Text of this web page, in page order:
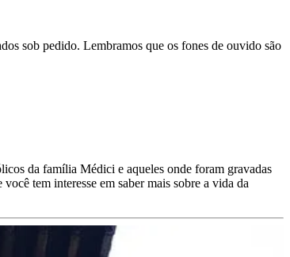
sob pedido. Lembramos que os fones de ouvido são
da família Médici e aqueles onde foram gravadas
tem interesse em saber mais sobre a vida da